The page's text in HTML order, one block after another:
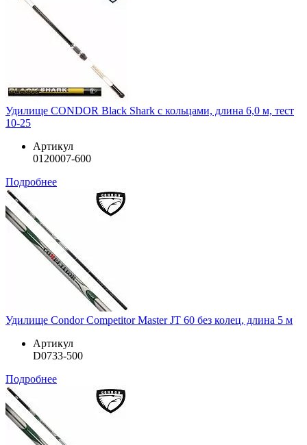
Удилище CONDOR Black Shark с кольцами, длина 6,0 м, тест
10-25
Артикул
0120007-600
Подробнее
Удилище Condor Competitor Master JT 60 без колец, длина 5 м
Артикул
D0733-500
Подробнее